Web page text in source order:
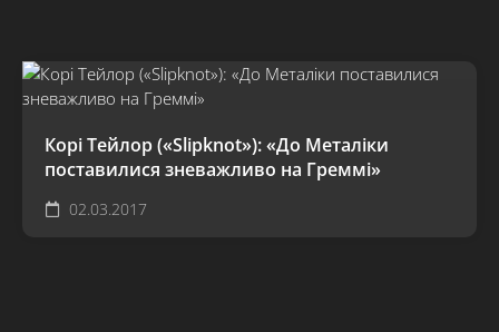
Корі Тейлор («Slipknot»): «До Металіки
поставилися зневажливо на Греммі»
02.03.2017